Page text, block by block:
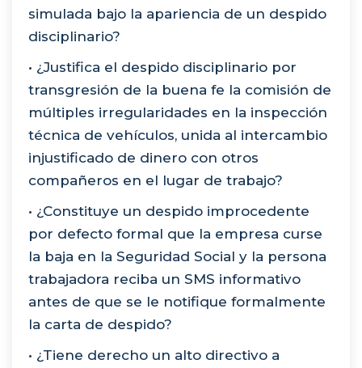
simulada bajo la apariencia de un despido
disciplinario?
• ¿Justifica el despido disciplinario por
transgresión de la buena fe la comisión de
múltiples irregularidades en la inspección
técnica de vehículos, unida al intercambio
injustificado de dinero con otros
compañeros en el lugar de trabajo?
• ¿Constituye un despido improcedente
por defecto formal que la empresa curse
la baja en la Seguridad Social y la persona
trabajadora reciba un SMS informativo
antes de que se le notifique formalmente
la carta de despido?
• ¿Tiene derecho un alto directivo a